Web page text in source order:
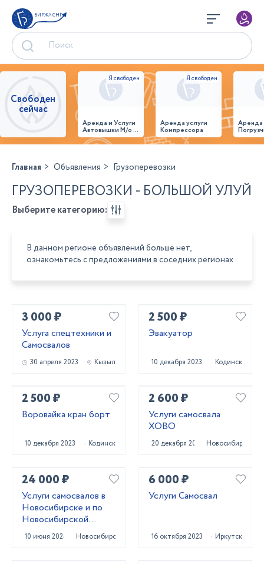
БИРЖА СНГ
Свободен
сейчас
Аренда и Услуги
Автовышки М/о г.
Домодедово
26,28,32 место
Аренда услуги
Компрессора
Главная Объявления Грузоперевозки
ГРУЗОПЕРЕВОЗКИ - БОЛЬШОЙ УЛУЙ
Выберите категорию:
В данном регионе объявлений больше нет,
ознакомьтесь с предложениями в соседних регионах
3 000 ₽
Услуга спецтехники и
Самосвалов
30 апреля 2023 Кызыл
2 500 ₽
Эвакуатор
10 декабря 2023 Кодинск
2 500 ₽
Воровайка кран борт
10 декабря 2023 Кодинск
2 600 ₽
Услуги самосвала
ХОВО
20 декабря 2023 Новосибирск
24 000 ₽
Услуги самосвалов в
Новосибирске и по
Новосибирской
области
10 июня 2024 Новосибирск
6 000 ₽
Услуги Самосвал
16 октября 2023 Иркутск